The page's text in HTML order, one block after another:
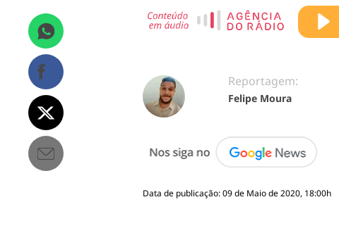
Reportagem:
Felipe Moura
Data de publicação: 09 de Maio de 2020, 18:00h